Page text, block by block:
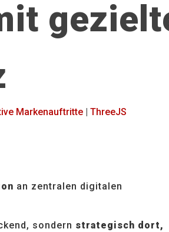
Markenauftritte| ThreeJS
an zentralen digitalen
sondern strategisch dort,